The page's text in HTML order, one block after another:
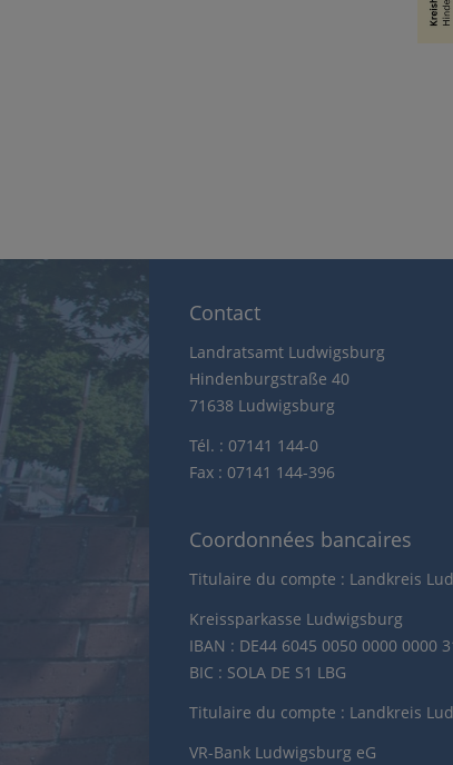
Contact
Landratsamt Ludwigsburg
Hindenburgstraße 40
71638 Ludwigsburg
Tél. : 07141 144-0
Fax : 07141 144-396
Coordonnées bancaires
Titulaire du compte : Landkreis
Kreissparkasse Ludwigsburg
IBAN : DE44 6045 0050 0000 0000
BIC : SOLA DE S1 LBG
Titulaire du compte : Landkreis
VR-Bank Ludwigsburg eG